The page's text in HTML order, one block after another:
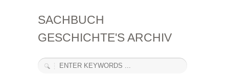
SACHBUCH
GESCHICHTE'S ARCHIV